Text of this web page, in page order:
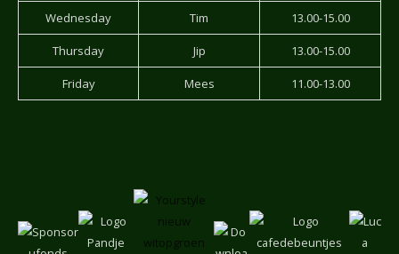
Wednesday Tim 13.00-15.00
Thursday Jip 13.00-15.00
Friday Mees 11.00-13.00